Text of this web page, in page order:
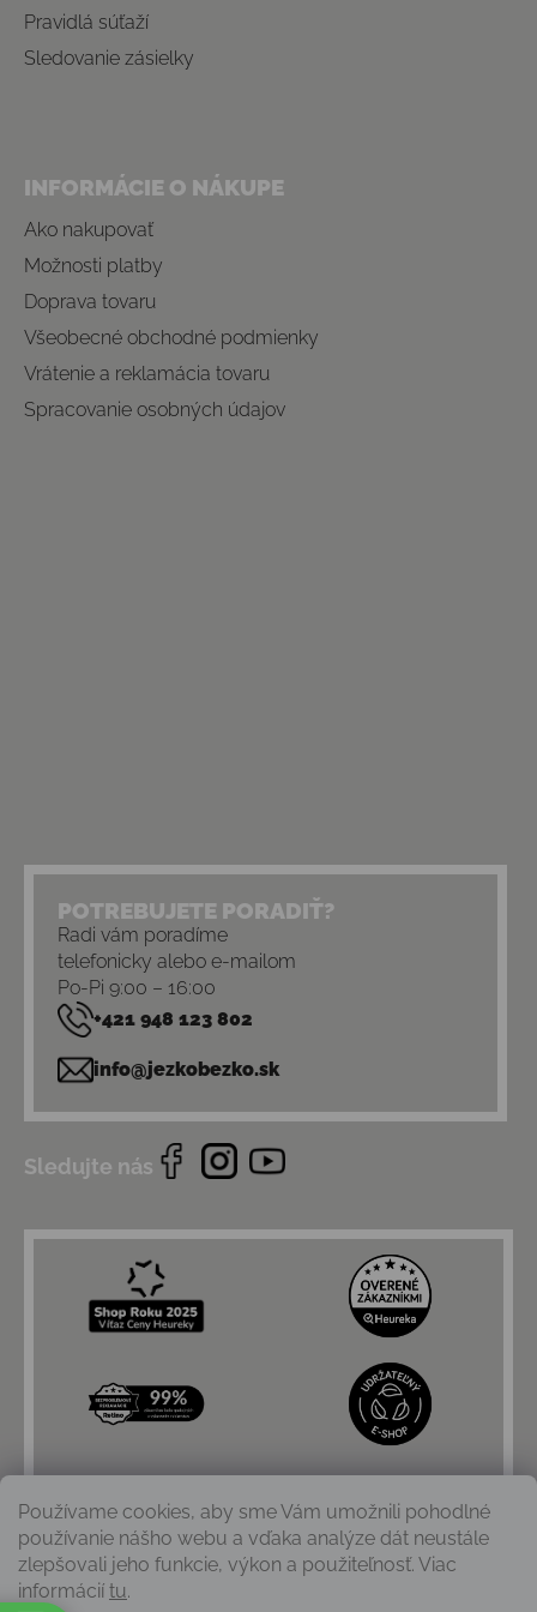
Používame cookies, aby sme Vám umožnili pohodlné
používanie nášho webu a vďaka analýze dát neustále
zlepšovali jeho funkcie, výkon a použiteľnosť. Viac
informácií tu.
Pravidlá súťaží
Sledovanie zásielky
INFORMÁCIE O NÁKUPE
Ako nakupovať
Možnosti platby
Doprava tovaru
Všeobecné obchodné podmienky
Vrátenie a reklamácia tovaru
Spracovanie osobných údajov
POTREBUJETE PORADIŤ?
Radi vám poradíme
telefonicky alebo e-mailom
Po-Pi 9:00 – 16:00
+421 948 123 802
info@jezkobezko.sk
Sledujte nás